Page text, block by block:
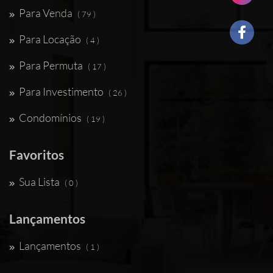
Para Venda ( 79 )
Para Locação ( 4 )
Para Permuta ( 17 )
Para Investimento ( 26 )
Condomínios ( 19 )
Favoritos
Sua Lista ( 0 )
Lançamentos
Lançamentos ( 1 )